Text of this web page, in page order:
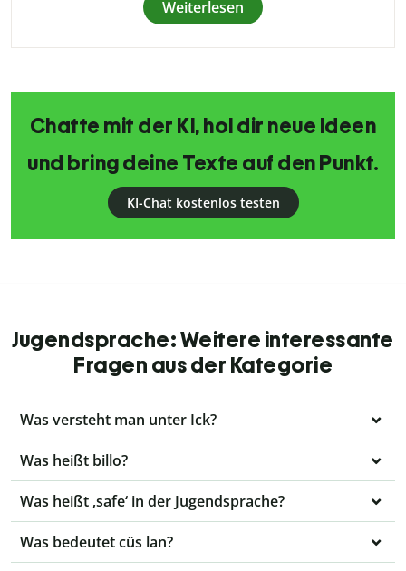
Weiterlesen
Chatte mit der KI, hol dir neue Ideen
und bring deine Texte auf den Punkt.
KI-Chat kostenlos testen
Jugendsprache: Weitere interessante
Fragen aus der Kategorie
Was versteht man unter Ick?
Was heißt billo?
Was heißt ‚safe‘ in der Jugendsprache?
Was bedeutet cüs lan?